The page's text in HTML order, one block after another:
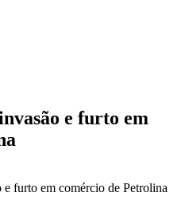
e furto em
e furto em comércio de Petrolina